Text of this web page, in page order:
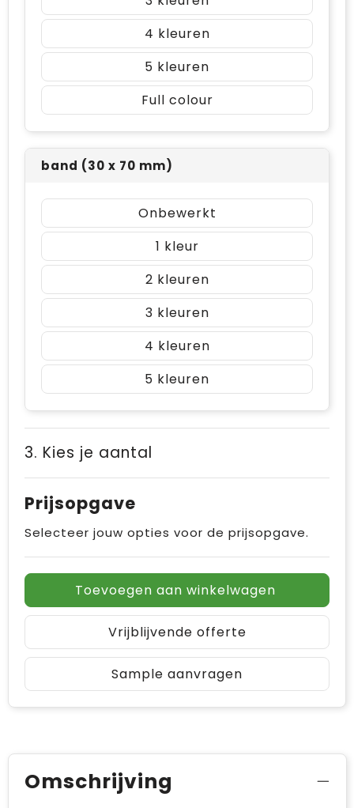
4
5
Full colour
band (30 x 70 mm)
Onbewerkt
1
2
3
4
5
3. Kies je aantal
Prijsopgave
Selecteer jouw opties voor de prijsopgave.
Toevoegen aan winkelwagen
Vrijblijvende offerte
Sample aanvragen
Omschrijving